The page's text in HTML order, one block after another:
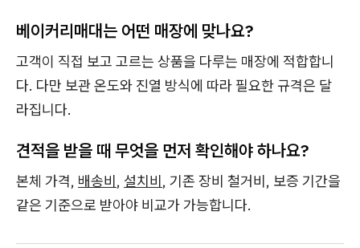
베이커리매대는 어떤 매장에 맞나요?
고객이 직접 보고 고르는 상품을 다루는 매장에 적합합니
다. 다만 보관 온도와 진열 방식에 따라 필요한 규격은 달
라집니다.
견적을 받을 때 무엇을 먼저 확인해야 하나요?
본체 가격, 배송비, 설치비, 기존 장비 철거비, 보증 기간을
같은 기준으로 받아야 비교가 가능합니다.